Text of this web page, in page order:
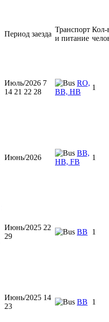
Период заезда
Транспорт
и питание
Кол-
Июль/2026 7
14 21 22 28
RO,
BB, HB
1
Июнь/2026
BB,
HB, FB
1
Июнь/2025 22
29
BB 1
Июнь/2025 14
23
BB 1